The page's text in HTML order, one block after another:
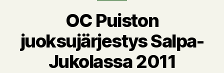
OC Puiston
juoksujärjestys Salpa-
Jukolassa 2011